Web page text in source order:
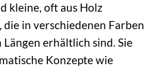
kleine, oft aus Holz
in verschiedenen Farben
erhältlich sind. Sie
Konzepte wie